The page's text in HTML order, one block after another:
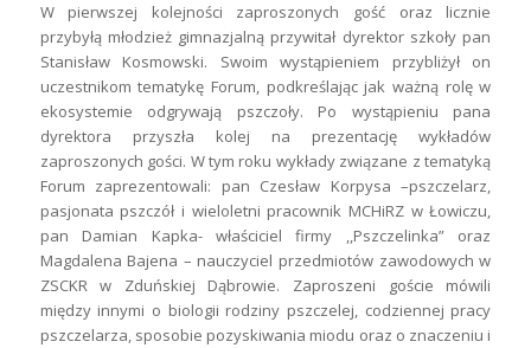
W pierwszej kolejności zaproszonych gość oraz licznie
przybyłą młodzież gimnazjalną przywitał dyrektor szkoły pan
Stanisław Kosmowski. Swoim wystąpieniem przybliżył on
uczestnikom tematykę Forum, podkreślając jak ważną rolę w
ekosystemie odgrywają pszczoły. Po wystąpieniu pana
dyrektora przyszła kolej na prezentację wykładów
zaproszonych gości. W tym roku wykłady związane z tematyką
Forum zaprezentowali: pan Czesław Korpysa –pszczelarz,
pasjonata pszczół i wieloletni pracownik MCHiRZ w Łowiczu,
pan Damian Kapka- właściciel firmy ,,Pszczelinka” oraz
Magdalena Bajena – nauczyciel przedmiotów zawodowych w
ZSCKR w Zduńskiej Dąbrowie. Zaproszeni goście mówili
między innymi o biologii rodziny pszczelej, codziennej pracy
pszczelarza, sposobie pozyskiwania miodu oraz o znaczeniu i